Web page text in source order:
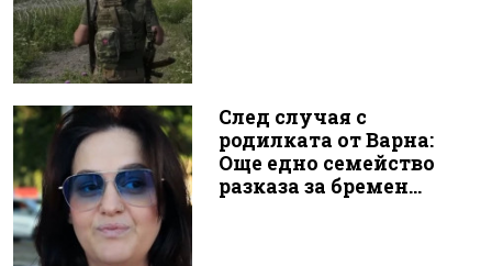
След случая с
родилката от Варна:
Още едно семейство
разказа за бремен...